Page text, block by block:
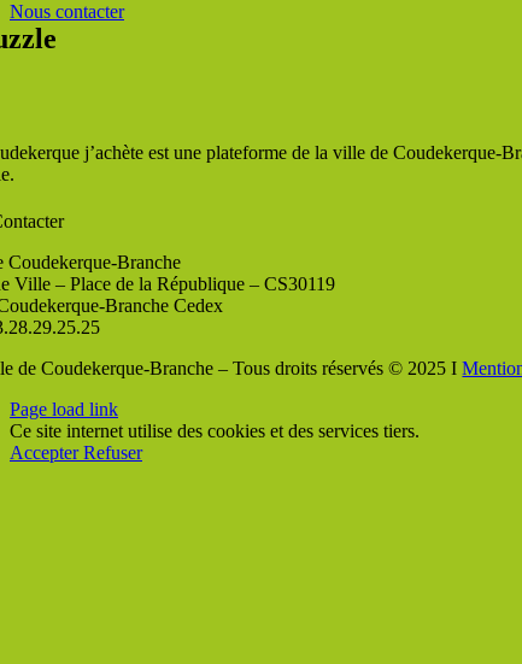
Nous contacter
j’achète est une plateforme de la ville de Coudekerque-
Coudekerque-Branche
Ville – Place de la République – CS30119
Branche Cedex
de Coudekerque-Branche – Tous droits réservés © 2025 I
Page load link
Ce site internet utilise des cookies et des services tiers.
AccepterRefuser